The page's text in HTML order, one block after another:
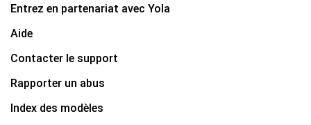
Entrez en partenariat avec Yola
Aide
Contacter le support
Rapporter un abus
Index des modèles